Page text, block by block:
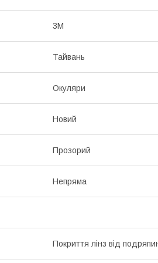
3М
Тайвань
Окуляри
Новий
Прозорий
Непряма
Покриття лінз від